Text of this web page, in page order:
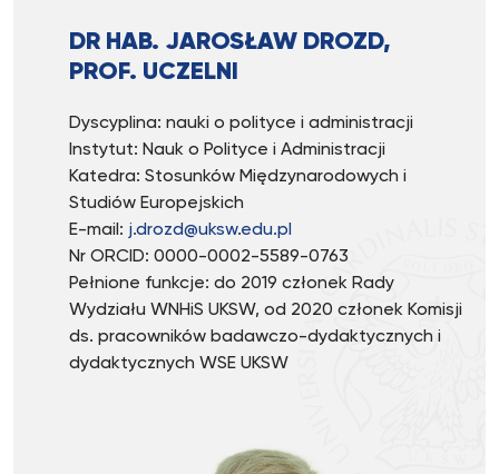
DR HAB. JAROSŁAW DROZD,
PROF. UCZELNI
Dyscyplina: nauki o polityce i administracji
Instytut: Nauk o Polityce i Administracji
Katedra: Stosunków Międzynarodowych i
Studiów Europejskich
E-mail: j.drozd@uksw.edu.pl
Nr ORCID: 0000-0002-5589-0763
Pełnione funkcje: do 2019 członek Rady
Wydziału WNHiS UKSW, od 2020 członek Komisji
ds. pracowników badawczo-dydaktycznych i
dydaktycznych WSE UKSW